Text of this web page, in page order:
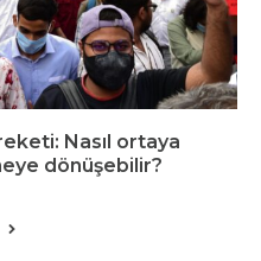
Nasıl ortaya
dönüşebilir?